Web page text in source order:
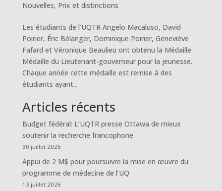
Nouvelles, Prix et distinctions
Les étudiants de l’UQTR Angelo Macaluso, David
Poirier, Éric Bélanger, Dominique Poirier, Geneviève
Fafard et Véronique Beaulieu ont obtenu la Médaille
Médaille du Lieutenant-gouverneur pour la jeunesse.
Chaque année cette médaille est remise à des
étudiants ayant...
Articles récents
Budget fédéral: L’UQTR presse Ottawa de mieux
soutenir la recherche francophone
30 juillet 2026
Appui de 2 M$ pour poursuivre la mise en œuvre du
programme de médecine de l’UQ
13 juillet 2026